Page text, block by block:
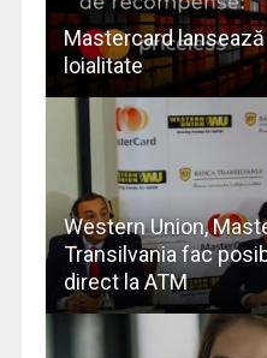
Mastercard
loialitate
Western Union,
Transilvania fac
direct la ATM